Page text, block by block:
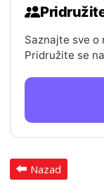
Saznajte sve o
Pridružite se
Nazad